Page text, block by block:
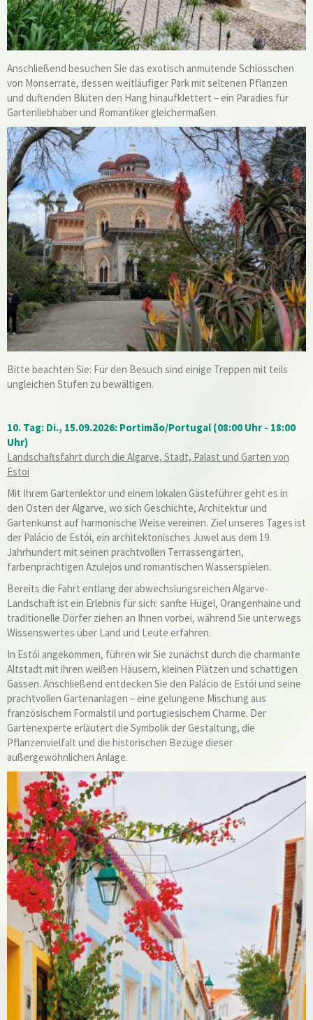
Anschließend besuchen Sie das exotisch anmutende Schlösschen
von Monserrate, dessen weitläufiger Park mit seltenen Pflanzen
und duftenden Blüten den Hang hinaufklettert – ein Paradies für
Gartenliebhaber und Romantiker gleichermaßen.
Bitte beachten Sie: Für den Besuch sind einige Treppen mit teils
ungleichen Stufen zu bewältigen.
10. Tag: Di., 15.09.2026: Portimão/Portugal (08:00 Uhr - 18:00
Uhr)
Landschaftsfahrt durch die Algarve, Stadt, Palast und Garten von
Estoi
Mit Ihrem Gartenlektor und einem lokalen Gästeführer geht es in
den Osten der Algarve, wo sich Geschichte, Architektur und
Gartenkunst auf harmonische Weise vereinen. Ziel unseres Tages ist
der Palácio de Estói, ein architektonisches Juwel aus dem 19.
Jahrhundert mit seinen prachtvollen Terrassengärten,
farbenprächtigen Azulejos und romantischen Wasserspielen.
Bereits die Fahrt entlang der abwechslungsreichen Algarve-
Landschaft ist ein Erlebnis für sich: sanfte Hügel, Orangenhaine und
traditionelle Dörfer ziehen an Ihnen vorbei, während Sie unterwegs
Wissenswertes über Land und Leute erfahren.
In Estói angekommen, führen wir Sie zunächst durch die charmante
Altstadt mit ihren weißen Häusern, kleinen Plätzen und schattigen
Gassen. Anschließend entdecken Sie den Palácio de Estói und seine
prachtvollen Gartenanlagen – eine gelungene Mischung aus
französischem Formalstil und portugiesischem Charme. Der
Gartenexperte erläutert die Symbolik der Gestaltung, die
Pflanzenvielfalt und die historischen Bezüge dieser
außergewöhnlichen Anlage.